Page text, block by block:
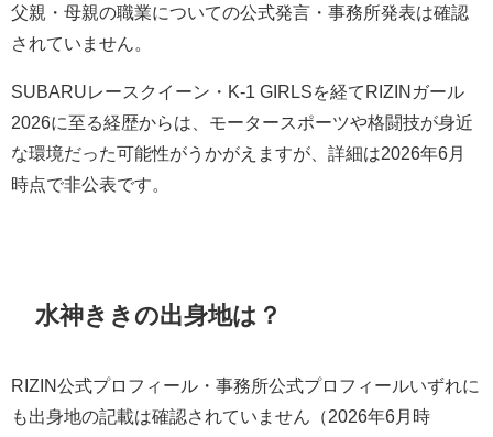
父親・母親の職業についての公式発言・事務所発表は確認
されていません。
SUBARUレースクイーン・K-1 GIRLSを経てRIZINガール
2026に至る経歴からは、モータースポーツや格闘技が身近
な環境だった可能性がうかがえますが、詳細は2026年6月
時点で非公表です。
水神ききの出身地は？
RIZIN公式プロフィール・事務所公式プロフィールいずれに
も出身地の記載は確認されていません（2026年6月時